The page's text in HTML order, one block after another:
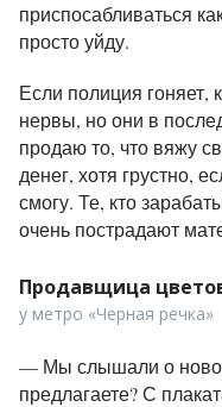
приспосабливаться
просто уйду.
Если полиция гоняет,
нервы, но они в
продаю то, что вяжу
денег, хотя грустно,
смогу. Те, кто
очень пострадают
Продавщица
у метро «Черная речка»
— Мы слышали о
предлагаете? С